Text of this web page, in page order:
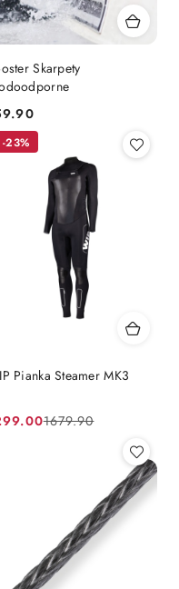
Skarpety
Pianka Steamer MK3
1679.90
-23%